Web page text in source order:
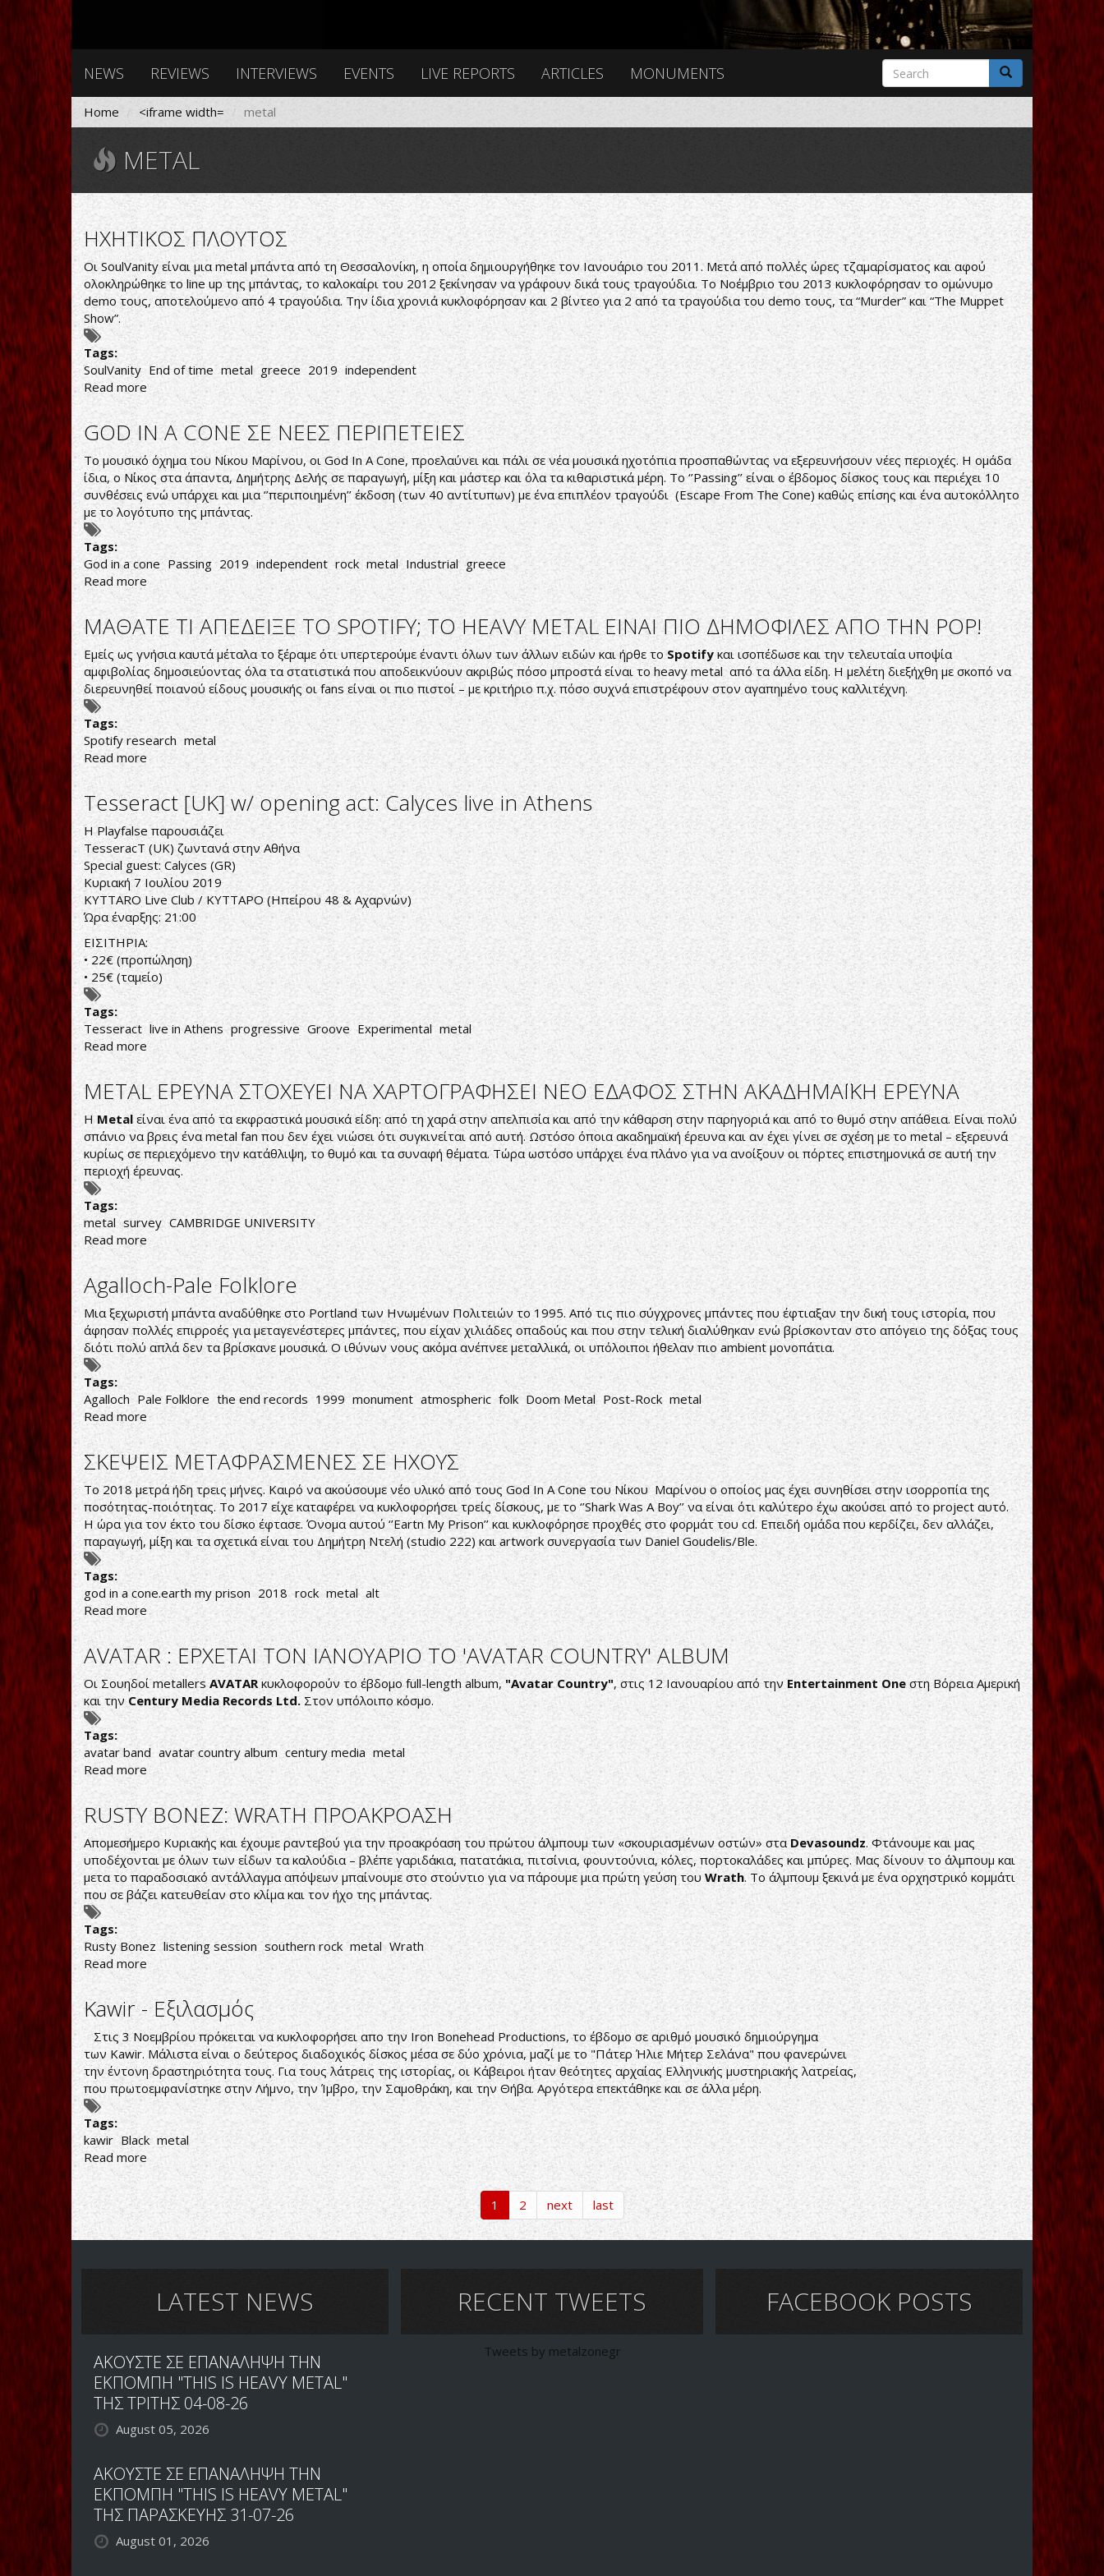
NEWS REVIEWS INTERVIEWS EVENTS LIVE REPORTS ARTICLES MONUMENTS
Search
form
Search
Home <iframe width= metal
METAL
ΗΧΗΤΙΚΟΣ ΠΛΟΥΤΟΣ
Οι SoulVanity είναι μια metal μπάντα από τη Θεσσαλονίκη, η οποία δημιουργήθηκε τον Ιανουάριο του 2011. Mετά από πολλές ώρες τζαμαρίσματος και αφού
ολοκληρώθηκε το line up της μπάντας, το καλοκαίρι του 2012 ξεκίνησαν να γράφουν δικά τους τραγούδια. Το Νοέμβριο του 2013 κυκλοφόρησαν το ομώνυμο
demo τους, αποτελούμενο από 4 τραγούδια. Την ίδια χρονιά κυκλοφόρησαν και 2 βίντεο για 2 από τα τραγούδια του demo τους, τα “Murder” και “The Muppet
Show”.
Tags:
SoulVanity End of time metal greece 2019 independent
Read more about
ΗΧΗΤΙΚΟΣ
ΠΛΟΥΤΟΣ
GOD IN A CONE ΣΕ ΝΕΕΣ ΠΕΡΙΠΕΤΕΙΕΣ
Το μουσικό όχημα του Νίκου Μαρίνου, οι God In A Cone, προελαύνει και πάλι σε νέα μουσικά ηχοτόπια προσπαθώντας να εξερευνήσουν νέες περιοχές. Η ομάδα
ίδια, ο Νίκος στα άπαντα, Δημήτρης Δελής σε παραγωγή, μίξη και μάστερ και όλα τα κιθαριστικά μέρη. Το ‘’Passing’’ είναι ο έβδομος δίσκος τους και περιέχει 10
συνθέσεις ενώ υπάρχει και μια ‘’περιποιημένη’’ έκδοση (των 40 αντίτυπων) με ένα επιπλέον τραγούδι (Escape From The Cone) καθώς επίσης και ένα αυτοκόλλητο
με το λογότυπο της μπάντας.
Tags:
God in a cone Passing 2019 independent rock metal Industrial greece
Read moreabout
GOD
IN
A
CONE
ΣΕ
ΝΕΕΣ
ΠΕΡΙΠΕΤΕΙΕΣ
ΜΑΘΑΤΕ ΤΙ ΑΠΕΔΕΙΞΕ ΤΟ SPOTIFY; ΤΟ HEAVY METAL ΕΙΝΑΙ ΠΙΟ ΔΗΜΟΦΙΛΕΣ ΑΠΟ ΤΗΝ POP!
Εμείς ως γνήσια καυτά μέταλα το ξέραμε ότι υπερτερούμε έναντι όλων των άλλων ειδών και ήρθε τοSpotify και ισοπέδωσε και την τελευταία υποψία
αμφιβολίας δημοσιεύοντας όλα τα στατιστικά που αποδεικνύουν ακριβώς πόσο μπροστά είναι το heavy metal από τα άλλα είδη. Η μελέτη διεξήχθη με σκοπό να
διερευνηθεί ποιανού είδους μουσικής οι fans είναι οι πιο πιστοί – με κριτήριο π.χ. πόσο συχνά επιστρέφουν στον αγαπημένο τους καλλιτέχνη.
Tags:
Spotify research metal
Read moreabout
ΜΑΘΑΤΕ
ΤΙ
ΑΠΕΔΕΙΞΕ
ΤΟ
SPOTIFY;
ΤΟ
HEAVY
METAL
ΕΙΝΑΙ
ΠΙΟ
ΔΗΜΟΦΙΛΕΣ
ΑΠΟ
ΤΗΝ
POP!
Tesseract [UK] w/ opening act: Calyces live in Athens
ΗPlayfalseπαρουσιάζει
TesseracT (UK) ζωντανά στην Αθήνα
Special guest: Calyces (GR)
Κυριακή 7 Ιουλίου 2019
KYTTARO Live Club / ΚΥΤΤΑΡΟ(Ηπείρου 48 & Αχαρνών)
Ώρα έναρξης: 21:00
ΕΙΣΙΤΗΡΙΑ:
• 22€ (προπώληση)
• 25€ (ταμείο)
Tags:
Tesseract live in Athens progressive Groove Experimental metal
Read more about
Tesseract
[UK]
w/
opening
act:
Calyces
live
in
Athens
METAL ΕΡΕΥΝΑ ΣΤΟΧΕΥΕΙ ΝΑ ΧΑΡΤΟΓΡΑΦΗΣΕΙ ΝΕΟ ΕΔΑΦΟΣ ΣΤΗΝ ΑΚΑΔΗΜΑΪΚΗ ΕΡΕΥΝΑ
ΗMetal είναι ένα από τα εκφραστικά μουσικά είδη: από τη χαρά στην απελπισία και από την κάθαρση στην παρηγοριά και από το θυμό στην απάθεια. Είναι πολύ
σπάνιο να βρεις ένα metal fan που δεν έχει νιώσει ότι συγκινείται από αυτή. Ωστόσο όποια ακαδημαϊκή έρευνα και αν έχει γίνει σε σχέση με το metal – εξερευνά
κυρίως σε περιεχόμενο την κατάθλιψη, το θυμό και τα συναφή θέματα. Τώρα ωστόσο υπάρχει ένα πλάνο για να ανοίξουν οι πόρτες επιστημονικά σε αυτή την
περιοχή έρευνας.
Tags:
metal survey CAMBRIDGE UNIVERSITY
Read moreabout
METAL
ΕΡΕΥΝΑ
ΣΤΟΧΕΥΕΙ
ΝΑ
ΧΑΡΤΟΓΡΑΦΗΣΕΙ
ΝΕΟ
ΕΔΑΦΟΣ
ΣΤΗΝ
ΑΚΑΔΗΜΑΪΚΗ
ΕΡΕΥΝΑ
Agalloch-Pale Folklore
Μια ξεχωριστή μπάντα αναδύθηκε στο Portland των Ηνωμένων Πολιτειών το 1995. Από τις πιο σύγχρονες μπάντες που έφτιαξαν την δική τους ιστορία, που
άφησαν πολλές επιρροές για μεταγενέστερες μπάντες, που είχαν χιλιάδες οπαδούς και που στην τελική διαλύθηκαν ενώ βρίσκονταν στο απόγειο της δόξας τους
διότι πολύ απλά δεν τα βρίσκανε μουσικά. Ο ιθύνων νους ακόμα ανέπνεε μεταλλικά, οι υπόλοιποι ήθελαν πιο ambient μονοπάτια.
Tags:
Agalloch Pale Folklore the end records 1999 monument atmospheric folk Doom Metal Post-Rock metal
Read moreabout
Agalloch-
Pale
Folklore
ΣΚΕΨΕΙΣ ΜΕΤΑΦΡΑΣΜΕΝΕΣ ΣΕ ΗΧΟΥΣ
To 2018 μετρά ήδη τρεις μήνες. Καιρό να ακούσουμε νέο υλικό από τους God In A Cone του Νίκου Μαρίνου ο οποίος μας έχει συνηθίσει στην ισορροπία της
ποσότητας-ποιότητας. Το 2017 είχε καταφέρει να κυκλοφορήσει τρείς δίσκους, με το ‘’Shark Was A Boy’’ να είναι ότι καλύτερο έχω ακούσει από το project αυτό.
Η ώρα για τον έκτο του δίσκο έφτασε. Όνομα αυτού ‘’Eartn My Prison’’ και κυκλοφόρησε προχθές στο φορμάτ του cd. Επειδή ομάδα που κερδίζει, δεν αλλάζει,
παραγωγή, μίξη και τα σχετικά είναι του Δημήτρη Ντελή (studio 222) και artwork συνεργασία των Daniel Goudelis/Ble.
Tags:
god in a cone.earth my prison 2018 rock metal alt
Read more about
ΣΚΕΨΕΙΣ
ΜΕΤΑΦΡΑΣΜΕΝΕΣ
ΣΕ
ΗΧΟΥΣ
AVATAR : ΕΡΧΕΤΑΙ ΤΟΝ ΙΑΝΟΥΑΡΙΟ ΤΟ 'AVATAR COUNTRY' ALBUM
Οι Σουηδοί metallersAVATARκυκλοφορούν το έβδομο full-length album, "AvatarCountry", στις 12 Ιανουαρίου από τηνEntertainmentOneστη Βόρεια Αμερική
και την Century Media RecordsLtd. Στον υπόλοιπο κόσμο.
Tags:
avatar band avatar country album century media metal
Read more about
AVATAR
:
ΕΡΧΕΤΑΙ
ΤΟΝ
ΙΑΝΟΥΑΡΙΟ
ΤΟ
'AVATAR
COUNTRY'
ALBUM
RUSTY BONEZ: WRATH ΠΡΟΑΚΡΟΑΣΗ
Απομεσήμερο Κυριακής και έχουμε ραντεβού για την προακρόαση του πρώτου άλμπουμ των «σκουριασμένων οστών» σταDevasoundz. Φτάνουμε και μας
υποδέχονται με όλων των είδων τα καλούδια – βλέπε γαριδάκια, πατατάκια, πιτσίνια, φουντούνια, κόλες, πορτοκαλάδες και μπύρες. Μας δίνουν το άλμπουμ και
μετα το παραδοσιακό αντάλλαγμα απόψεων μπαίνουμε στο στούντιο για να πάρουμε μια πρώτη γεύση του Wrath. Το άλμπουμ ξεκινά με ένα ορχηστρικό κομμάτι
που σε βάζει κατευθείαν στο κλίμα και τον ήχο της μπάντας.
Tags:
Rusty Bonez listening session southern rock metal Wrath
Read more about
RUSTY
BONEZ:
WRATH
ΠΡΟΑΚΡΟΑΣΗ
Kawir - Εξιλασμός
Στις 3 Νοεμβρίου πρόκειται να κυκλοφορήσει απο την Iron Bonehead Productions, το έβδομο σε αριθμό μουσικό δημιούργημα
των Kawir. Μάλιστα είναι ο δεύτερος διαδοχικός δίσκος μέσα σε δύο χρόνια, μαζί με το "Πάτερ Ήλιε Μήτερ Σελάνα" που φανερώνει
την έντονη δραστηριότητα τους. Για τους λάτρεις της ιστορίας, οι Κάβειροι ήταν θεότητες αρχαίας Ελληνικής μυστηριακής λατρείας,
που πρωτοεμφανίστηκε στην Λήμνο, την Ίμβρο, την Σαμοθράκη, και την Θήβα. Αργότερα επεκτάθηκε και σε άλλα μέρη.
Tags:
kawir Black metal
Read moreabout
Kawir
Εξιλασμός
1 2 next last
LATEST NEWS
ΑΚΟΥΣΤΕ ΣΕ ΕΠΑΝΑΛΗΨΗ ΤΗΝ
ΕΚΠΟΜΠΗ "THIS IS HEAVY METAL"
ΤΗΣ ΤΡΙΤΗΣ 04-08-26
August 05, 2026
ΑΚΟΥΣΤΕ ΣΕ ΕΠΑΝΑΛΗΨΗ ΤΗΝ
ΕΚΠΟΜΠΗ "THIS IS HEAVY METAL"
ΤΗΣ ΠΑΡΑΣΚΕΥΗΣ 31-07-26
August 01, 2026
RECENT TWEETS
Tweets by metalzonegr
FACEBOOK POSTS